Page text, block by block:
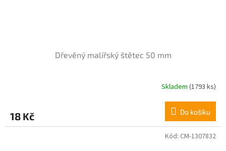
Dřevěný malířský štětec 50 mm
je
5,0
Skladem(1793 ks)
18 Kč Do košíku
Kód: CM-1307832